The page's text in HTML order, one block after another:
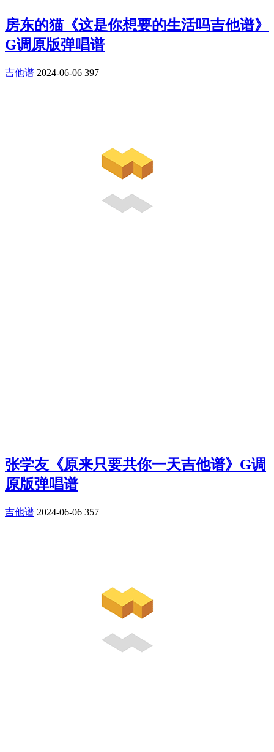
房东的猫《这是你想要的生活吗吉他谱》
G调原版弹唱谱
吉他谱 2024-06-06 397
张学友《原来只要共你一天吉他谱》G调
原版弹唱谱
吉他谱 2024-06-06 357